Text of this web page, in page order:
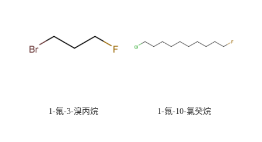
1-氟-3-溴丙烷 1-氟-10-氯癸烷